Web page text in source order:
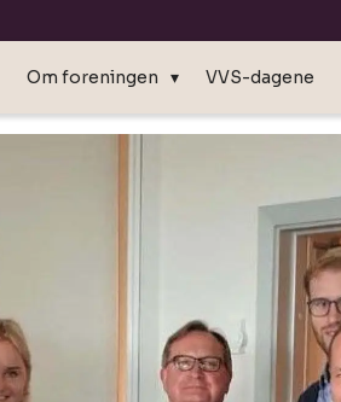
Om foreningen VVS-dagene